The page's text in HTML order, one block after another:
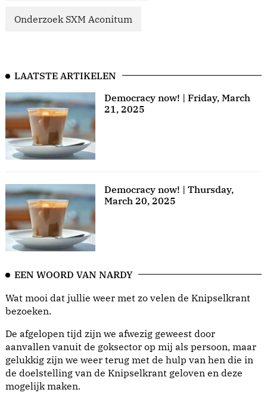
Onderzoek SXM Aconitum
LAATSTE ARTIKELEN
Democracy now! | Friday, March
21, 2025
Democracy now! | Thursday,
March 20, 2025
EEN WOORD VAN NARDY
Wat mooi dat jullie weer met zo velen de Knipselkrant
bezoeken.
De afgelopen tijd zijn we afwezig geweest door
aanvallen vanuit de goksector op mij als persoon, maar
gelukkig zijn we weer terug met de hulp van hen die in
de doelstelling van de Knipselkrant geloven en deze
mogelijk maken.